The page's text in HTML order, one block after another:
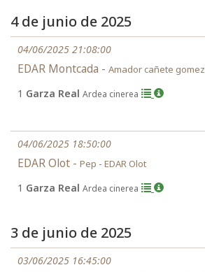
4 de junio de 2025
04/06/2025 21:08:00
EDAR Montcada - Amador cañete gomez
1 Garza Real Ardea cinerea
04/06/2025 18:50:00
EDAR Olot - Pep - EDAR Olot
1 Garza Real Ardea cinerea
3 de junio de 2025
03/06/2025 16:45:00